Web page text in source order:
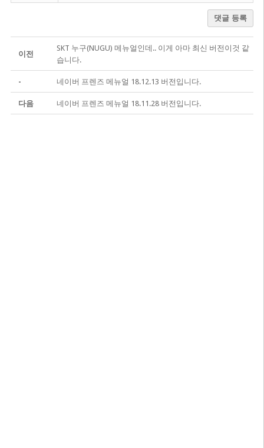
댓글 등록
이전
SKT 누구(NUGU) 메뉴얼인데.. 이게 아마 최신 버전이것 같
습니다.
- 네이버 프렌즈 메뉴얼 18.12.13 버전입니다.
다음 네이버 프렌즈 메뉴얼 18.11.28 버전입니다.